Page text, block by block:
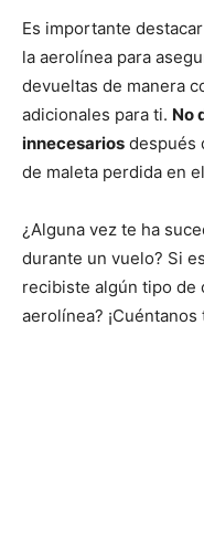
Es importante
la aerolínea para
devueltas de manera
adicionales para ti. No
innecesarios después
de maleta perdida en
¿Alguna vez te ha
durante un vuelo? Si
recibiste algún tipo de
aerolínea?